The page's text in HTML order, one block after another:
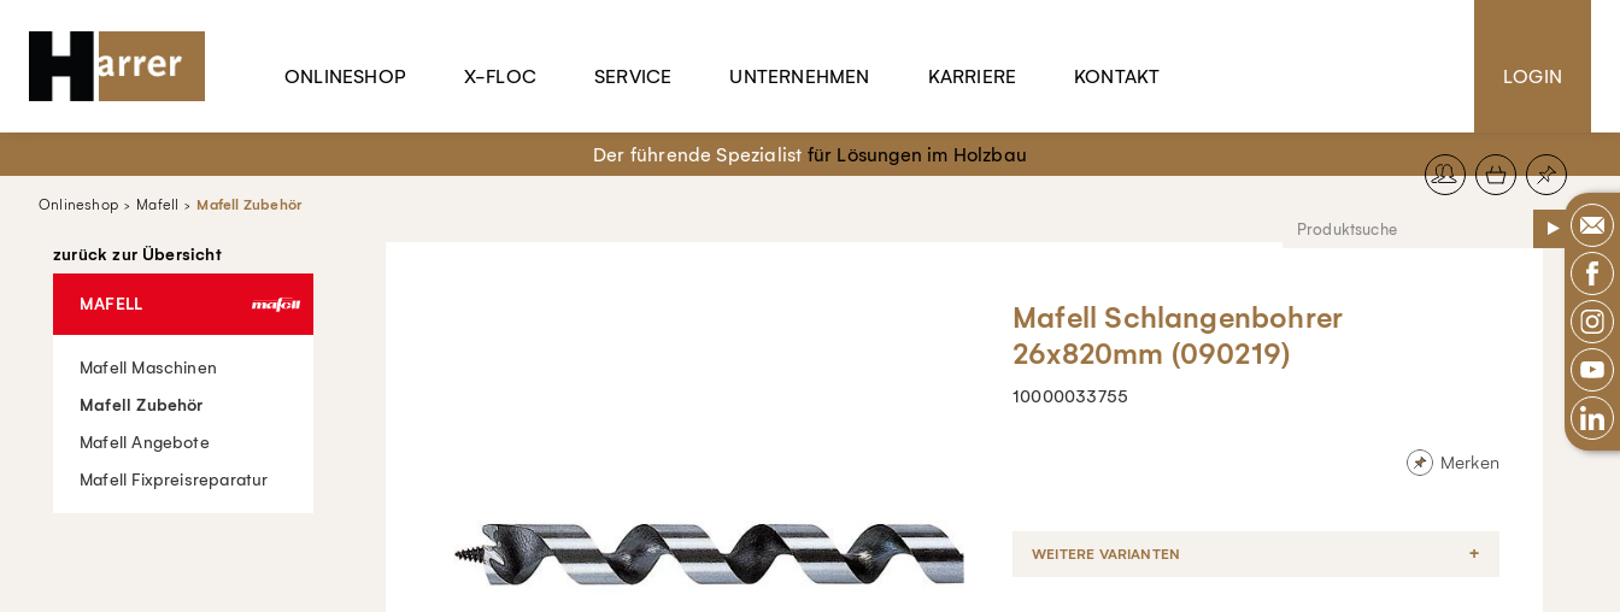
ONLINESHOP X-FLOC SERVICE UNTERNEHMEN KARRIERE KONTAKT LOGIN
Der führende Spezialist für Lösungen im Holzbau
Onlineshop Mafell Mafell Zubehör
zurück zur Übersicht
MAFELL
Mafell Maschinen
Mafell Zubehör
Mafell Angebote
Mafell Fixpreisreparatur
Mafell Schlangenbohrer
26x820mm (090219)
10000033755
Merken
WEITERE VARIANTEN